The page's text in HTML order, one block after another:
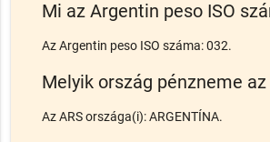
Mi az Argentin peso ISO
Az Argentin peso ISO száma: 032.
Melyik ország pénzneme az
Az ARS országa(i): ARGENTÍNA.